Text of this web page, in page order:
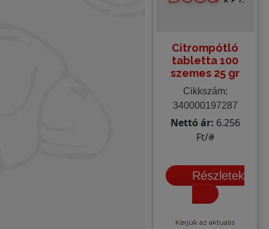
Citrompótló
tabletta 100
szemes 25 gr
Cikkszám:
340000197287
Nettó ár: 6.256
Ft/#
Részletek
Kèrjük az aktuális